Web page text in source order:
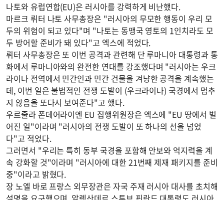
나토와 유럽연합(EU)은 러시아를 강력하게 비난했다.
마르크 뤼터 나토 사무총장은 "러시아의 무모한 행동이 우리 모
두의 위험이 되고 있다"며 "나토는 동맹국 영토의 1인치라도 모
두 방어할 준비가 돼 있다"고 엑스에 적었다.
뤼터 사무총장은 또 이번 공격과 관련해 단 루마니아 대통령과 통
화에서 루마니아와의 완전한 연대를 강조했다며 "러시아는 우크
라이나 전역에서 민간인과 민간 건물을 겨냥한 공격을 계속했는
데, 이번 일은 불법적인 전쟁 도발이 (우크라이나) 국경에서 멈추
지 않음을 또다시 보여준다"고 했다.
우르줄라 폰데어라이엔 EU 집행위원장은 엑스에 "EU 땅에서 벌
어진 일"이라며 "러시아의 전쟁 도발이 또 하나의 선을 넘었
다"고 적었다.
그러면서 "우리는 특히 동부 국경을 포함해 안보와 억지력을 계
속 강화할 것"이라며 "러시아에 대한 21번째 제재 패키지를 준비
중"이라고 밝혔다.
장 노엘 바로 프랑스 외무장관은 자국 주재 러시아 대사를 초치해